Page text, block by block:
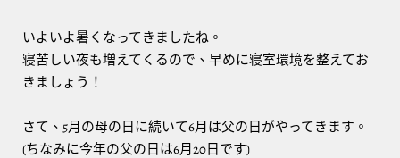
いよいよ暑くなってきましたね。
寝苦しい夜も増えてくるので、早めに寝室環境を整えてお
きましょう！
さて、5月の母の日に続いて6月は父の日がやってきます。
(ちなみに今年の父の日は6月20日です)